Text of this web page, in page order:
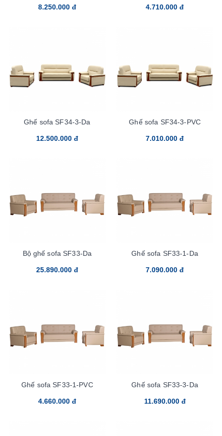
8.250.000 đ 4.710.000 đ
Ghế sofa SF34-3-Da
12.500.000 đ
Ghế sofa SF34-3-PVC
7.010.000 đ
Bộ ghế sofa SF33-Da
25.890.000 đ
Ghế sofa SF33-1-Da
7.090.000 đ
Ghế sofa SF33-1-PVC
4.660.000 đ
Ghế sofa SF33-3-Da
11.690.000 đ